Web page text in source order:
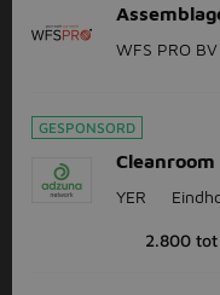
WFS PRO BV
GESPONSORD
YER
2.800